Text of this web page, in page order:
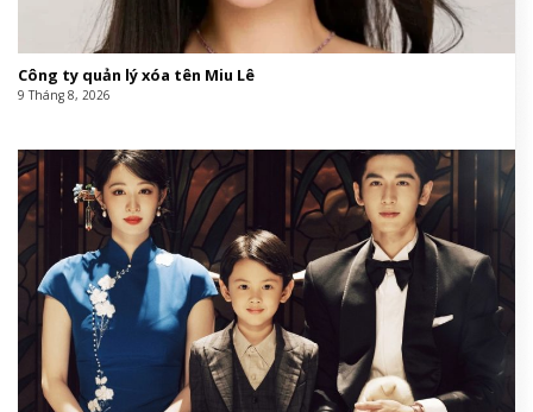
Công ty quản lý xóa tên Miu Lê
9 Tháng 8, 2026